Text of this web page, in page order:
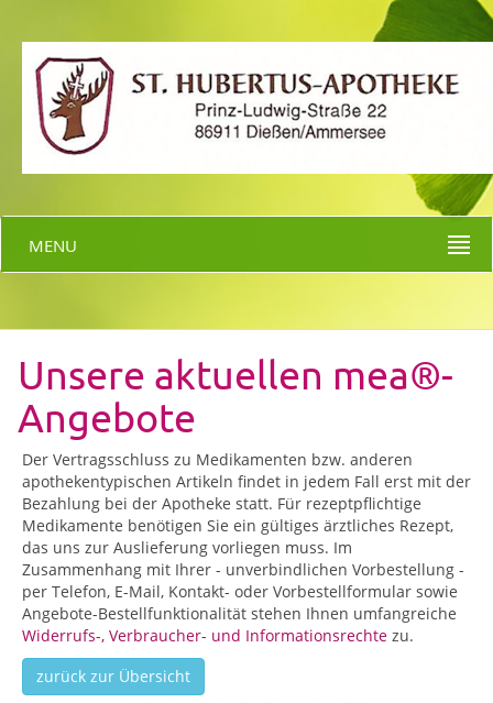
MENU
Unsere aktuellen mea®-
Angebote
Der Vertragsschluss zu Medikamenten bzw. anderen
apothekentypischen Artikeln findet in jedem Fall erst mit der
Bezahlung bei der Apotheke statt. Für rezeptpflichtige
Medikamente benötigen Sie ein gültiges ärztliches Rezept,
das uns zur Auslieferung vorliegen muss. Im
Zusammenhang mit Ihrer - unverbindlichen Vorbestellung -
per Telefon, E-Mail, Kontakt- oder Vorbestellformular sowie
Angebote-Bestellfunktionalität stehen Ihnen umfangreiche
Widerrufs-, Verbraucher- und Informationsrechte zu.
zurück zur Übersicht